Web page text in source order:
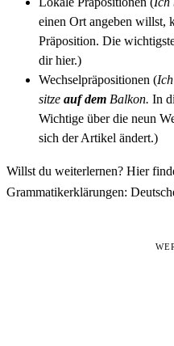
einen Ort angeben willst,
Präposition. Die
dir hier.)
Wechselpräpositionen (
sitze auf dem Balkon. In
Wichtige über die neun
sich derArtikel ändert.)
Willst du weiterlernen? Hier
Grammatikerklärungen: